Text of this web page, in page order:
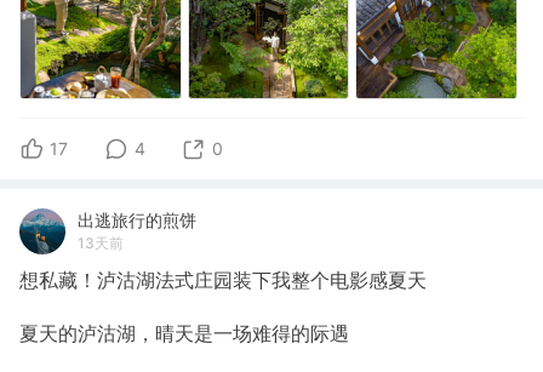
17 4 0
出逃旅行的煎饼
13天前
想私藏！泸沽湖法式庄园装下我整个电影感夏天
夏天的泸沽湖，晴天是一场难得的际遇